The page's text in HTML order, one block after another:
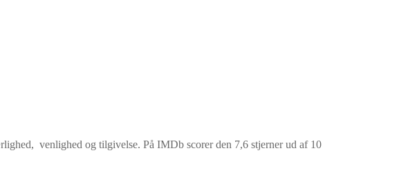
venlighed og tilgivelse. På IMDb scorer den 7,6 stjerner ud af 10